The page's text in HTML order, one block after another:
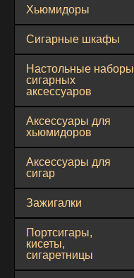
Хьюмидоры
Сигарные шкафы
Настольные наборы
сигарных
аксессуаров
Аксессуары для
хьюмидоров
Аксессуары для
сигар
Зажигалки
Портсигары,
кисеты,
сигаретницы